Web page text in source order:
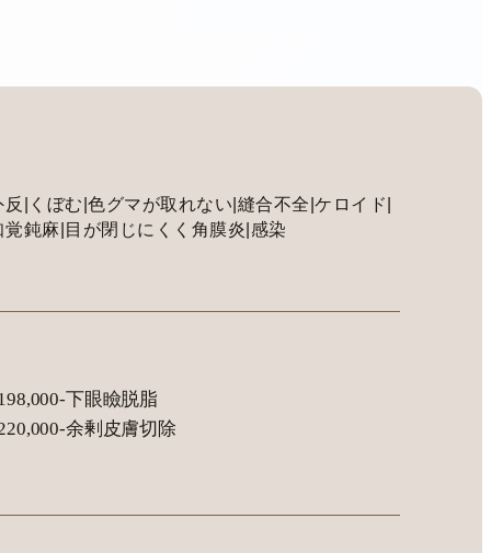
反|くぼむ|色グマが取れない|縫合不全|ケロイド|
覚鈍麻|目が閉じにくく角膜炎|感染
下眼瞼脱脂
余剰皮膚切除